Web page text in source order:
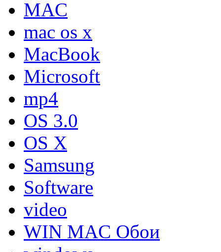
MAC
mac os x
MacBook
Microsoft
mp4
OS 3.0
OS X
Samsung
Software
video
WIN MAC Обои